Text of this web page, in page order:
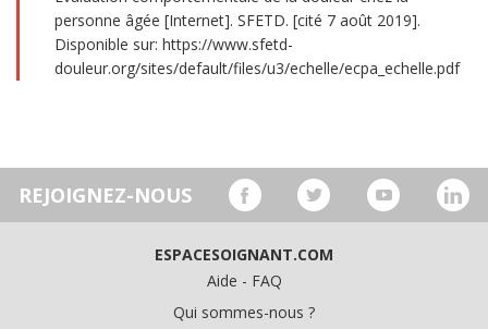
personne âgée [Internet]. SFETD. [cité 7 août 2019].
Disponible sur: https://www.sfetd-
douleur.org/sites/default/files/u3/echelle/ecpa_echelle.pdf
REJOIGNEZ-NOUS
ESPACESOIGNANT.COM
Aide - FAQ
Qui sommes-nous ?